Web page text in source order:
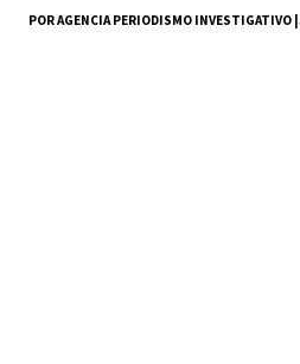
POR AGENCIA PERIODISMO INVESTIGATIVO |